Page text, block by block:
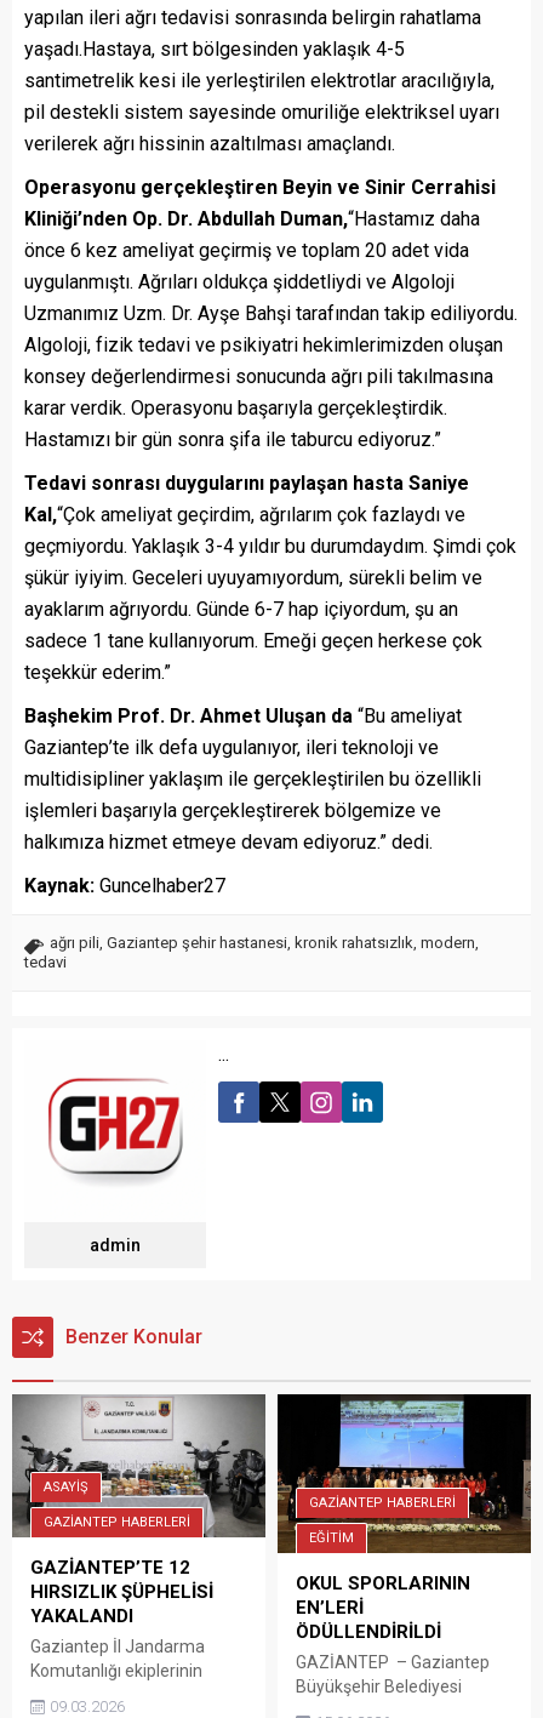
yapılan ileri ağrı tedavisi sonrasında belirgin rahatlama
yaşadı.Hastaya, sırt bölgesinden yaklaşık 4-5
santimetrelik kesi ile yerleştirilen elektrotlar aracılığıyla,
pil destekli sistem sayesinde omuriliğe elektriksel uyarı
verilerek ağrı hissinin azaltılması amaçlandı.
Operasyonu gerçekleştiren Beyin ve Sinir Cerrahisi
Kliniği’nden Op. Dr. Abdullah Duman,“Hastamız daha
önce 6 kez ameliyat geçirmiş ve toplam 20 adet vida
uygulanmıştı. Ağrıları oldukça şiddetliydi ve Algoloji
Uzmanımız Uzm. Dr. Ayşe Bahşi tarafından takip ediliyordu.
Algoloji, fizik tedavi ve psikiyatri hekimlerimizden oluşan
konsey değerlendirmesi sonucunda ağrı pili takılmasına
karar verdik. Operasyonu başarıyla gerçekleştirdik.
Hastamızı bir gün sonra şifa ile taburcu ediyoruz.”
Tedavi sonrası duygularını paylaşan hasta Saniye
Kal,“Çok ameliyat geçirdim, ağrılarım çok fazlaydı ve
geçmiyordu. Yaklaşık 3-4 yıldır bu durumdaydım. Şimdi çok
şükür iyiyim. Geceleri uyuyamıyordum, sürekli belim ve
ayaklarım ağrıyordu. Günde 6-7 hap içiyordum, şu an
sadece 1 tane kullanıyorum. Emeği geçen herkese çok
teşekkür ederim.”
Başhekim Prof. Dr. Ahmet Uluşan da “Bu ameliyat
Gaziantep’te ilk defa uygulanıyor, ileri teknoloji ve
multidisipliner yaklaşım ile gerçekleştirilen bu özellikli
işlemleri başarıyla gerçekleştirerek bölgemize ve
halkımıza hizmet etmeye devam ediyoruz.” dedi.
Kaynak: Guncelhaber27
ağrı pili, Gaziantep şehir hastanesi, kronik rahatsızlık, modern,
tedavi
admin
...
Benzer Konular
ASAYİŞ
GAZİANTEP HABERLERİ
GAZİANTEP’TE 12
HIRSIZLIK ŞÜPHELİSİ
YAKALANDI
Gaziantep İl Jandarma
Komutanlığı ekiplerinin
09.03.2026
GAZİANTEP HABERLERİ
EĞİTİM
OKUL SPORLARININ
EN’LERİ
ÖDÜLLENDİRİLDİ
GAZİANTEP – Gaziantep
Büyükşehir Belediyesi